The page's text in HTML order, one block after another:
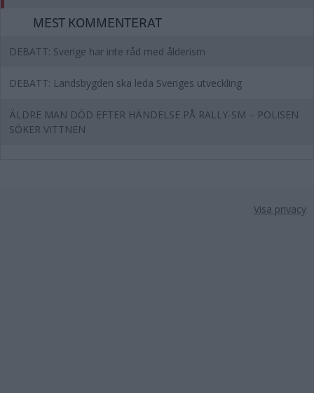
MEST KOMMENTERAT
DEBATT: Sverige har inte råd med ålderism
DEBATT: Landsbygden ska leda Sveriges utveckling
ÄLDRE MAN DÖD EFTER HÄNDELSE PÅ RALLY-SM – POLISEN
SÖKER VITTNEN
Visa privacy